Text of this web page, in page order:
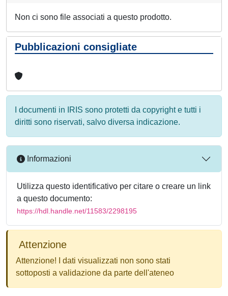
Non ci sono file associati a questo prodotto.
Pubblicazioni consigliate
I documenti in IRIS sono protetti da copyright e tutti i
diritti sono riservati, salvo diversa indicazione.
Informazioni
Utilizza questo identificativo per citare o creare un link
a questo documento:
https://hdl.handle.net/11583/2298195
Attenzione
Attenzione! I dati visualizzati non sono stati
sottoposti a validazione da parte dell'ateneo